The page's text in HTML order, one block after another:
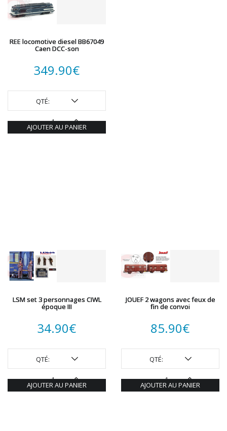
WOODLAND SCENICS
XURON
REE locomotive diesel BB67049
Caen DCC-son
349.90€
QTÉ:
AJOUTER AU PANIER
LSM set 3 personnages CIWL
époque III
34.90€
QTÉ:
AJOUTER AU PANIER
JOUEF 2 wagons avec feux de
fin de convoi
85.90€
QTÉ:
AJOUTER AU PANIER